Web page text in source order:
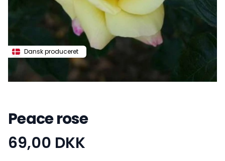
Dansk produceret
Peace rose
Produktinformation
69,00 DKK